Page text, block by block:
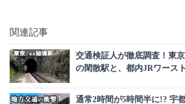
関連記事
交通検証人が徹底調査！東
の閑散駅と、都内JRワース
通常2時間が5時間半に!? 宇